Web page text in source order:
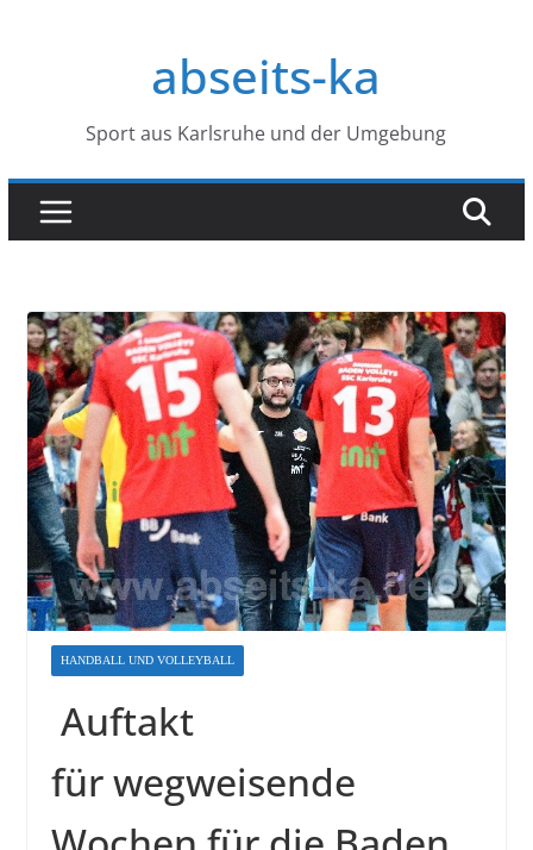
abseits-ka
Sport aus Karlsruhe und der Umgebung
HANDBALL UND VOLLEYBALL
Auftakt
für wegweisende